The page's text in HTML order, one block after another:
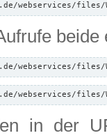
files/
beide
webservices/files/
webservices/files/
in der